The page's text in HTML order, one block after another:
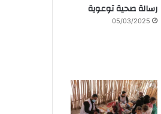
رسالة صحية توعوية
05/03/2025